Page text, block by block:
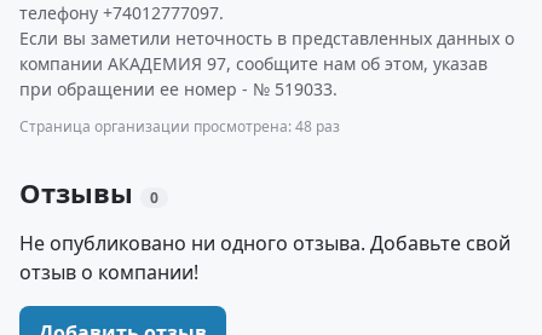
телефону +74012777097.
Если вы заметили неточность в представленных данных о
компании АКАДЕМИЯ 97, сообщите нам об этом, указав
при обращении ее номер - № 519033.
Страница организации просмотрена: 48 раз
Отзывы 0
Не опубликовано ни одного отзыва. Добавьте свой
отзыв о компании!